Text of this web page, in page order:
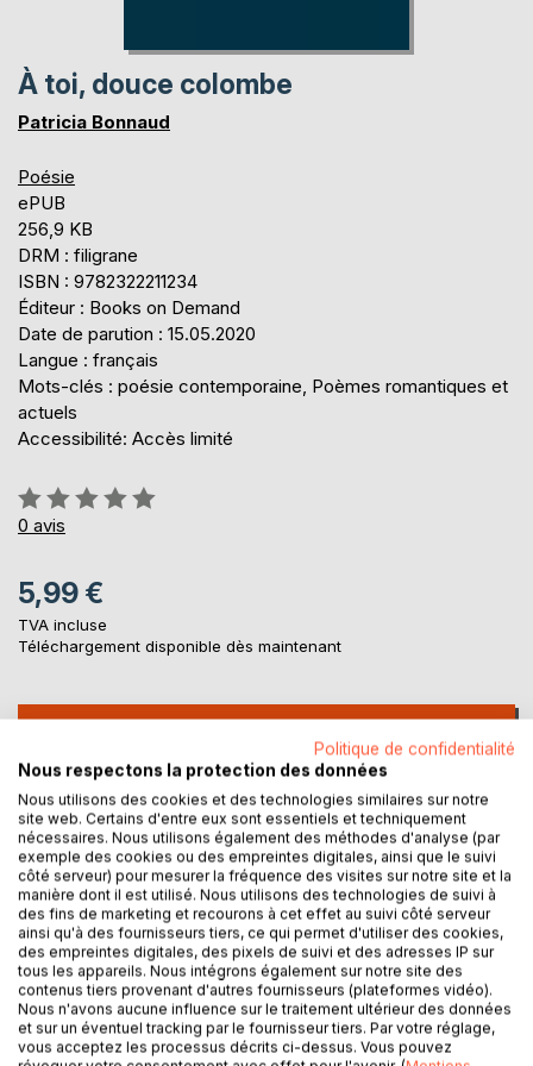
À toi, douce colombe
Patricia Bonnaud
Poésie
ePUB
256,9 KB
DRM : filigrane
ISBN : 9782322211234
Éditeur : Books on Demand
Date de parution : 15.05.2020
Langue : français
Mots-clés : poésie contemporaine, Poèmes romantiques et
actuels
Accessibilité: Accès limité
Évaluation:
0%
0 avis
5,99 €
TVA incluse
Téléchargement disponible dès maintenant
Ajouter à ma liste d'envies
Laisser un avis
DESCRIPTION
Politique de confidentialité
Nous respectons la protection des données
Nous utilisons des cookies et des technologies similaires sur notre
site web. Certains d'entre eux sont essentiels et techniquement
nécessaires. Nous utilisons également des méthodes d'analyse (par
exemple des cookies ou des empreintes digitales, ainsi que le suivi
côté serveur) pour mesurer la fréquence des visites sur notre site et la
manière dont il est utilisé. Nous utilisons des technologies de suivi à
des fins de marketing et recourons à cet effet au suivi côté serveur
ainsi qu'à des fournisseurs tiers, ce qui permet d'utiliser des cookies,
des empreintes digitales, des pixels de suivi et des adresses IP sur
tous les appareils. Nous intégrons également sur notre site des
contenus tiers provenant d'autres fournisseurs (plateformes vidéo).
Nous n'avons aucune influence sur le traitement ultérieur des données
et sur un éventuel tracking par le fournisseur tiers. Par votre réglage,
vous acceptez les processus décrits ci-dessus. Vous pouvez